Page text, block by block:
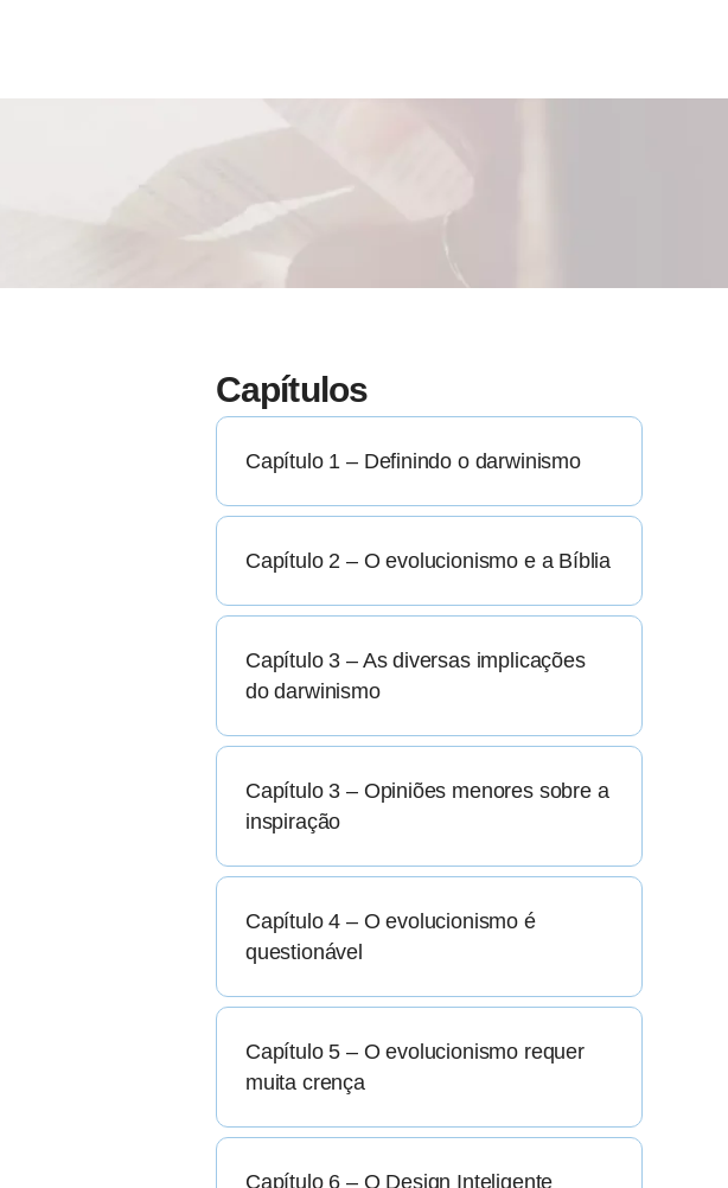
Capítulos
Capítulo 1 – Definindo o darwinismo
Capítulo 2 – O evolucionismo e a Bíblia
Capítulo 3 – As diversas implicações
do darwinismo
Capítulo 3 – Opiniões menores sobre a
inspiração
Capítulo 4 – O evolucionismo é
questionável
Capítulo 5 – O evolucionismo requer
muita crença
Capítulo 6 – O Design Inteligente